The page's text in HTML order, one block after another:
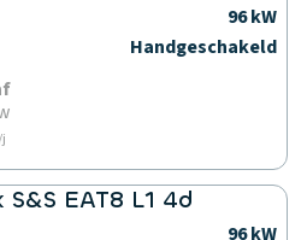
96 kW
Handgeschakeld
j
EAT8 L1 4d
96 kW